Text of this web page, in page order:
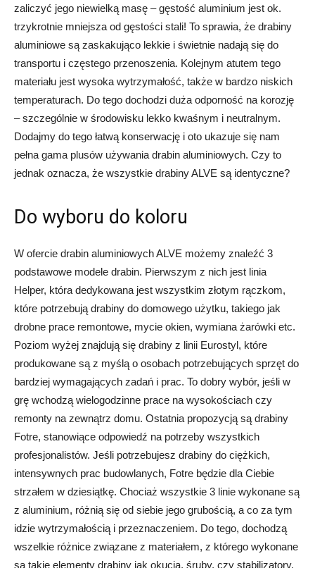
zaliczyć jego niewielką masę – gęstość aluminium jest ok.
trzykrotnie mniejsza od gęstości stali! To sprawia, że drabiny
aluminiowe są zaskakująco lekkie i świetnie nadają się do
transportu i częstego przenoszenia. Kolejnym atutem tego
materiału jest wysoka wytrzymałość, także w bardzo niskich
temperaturach. Do tego dochodzi duża odporność na korozję
– szczególnie w środowisku lekko kwaśnym i neutralnym.
Dodajmy do tego łatwą konserwację i oto ukazuje się nam
pełna gama plusów używania drabin aluminiowych. Czy to
jednak oznacza, że wszystkie drabiny ALVE są identyczne?
Do wyboru do koloru
W ofercie drabin aluminiowych ALVE możemy znaleźć 3
podstawowe modele drabin. Pierwszym z nich jest linia
Helper, która dedykowana jest wszystkim złotym rączkom,
które potrzebują drabiny do domowego użytku, takiego jak
drobne prace remontowe, mycie okien, wymiana żarówki etc.
Poziom wyżej znajdują się drabiny z linii Eurostyl, które
produkowane są z myślą o osobach potrzebujących sprzęt do
bardziej wymagających zadań i prac. To dobry wybór, jeśli w
grę wchodzą wielogodzinne prace na wysokościach czy
remonty na zewnątrz domu. Ostatnia propozycją są drabiny
Fotre, stanowiące odpowiedź na potrzeby wszystkich
profesjonalistów. Jeśli potrzebujesz drabiny do ciężkich,
intensywnych prac budowlanych, Fotre będzie dla Ciebie
strzałem w dziesiątkę. Chociaż wszystkie 3 linie wykonane są
z aluminium, różnią się od siebie jego grubością, a co za tym
idzie wytrzymałością i przeznaczeniem. Do tego, dochodzą
wszelkie różnice związane z materiałem, z którego wykonane
są takie elementy drabiny jak okucia, śruby, czy stabilizatory.